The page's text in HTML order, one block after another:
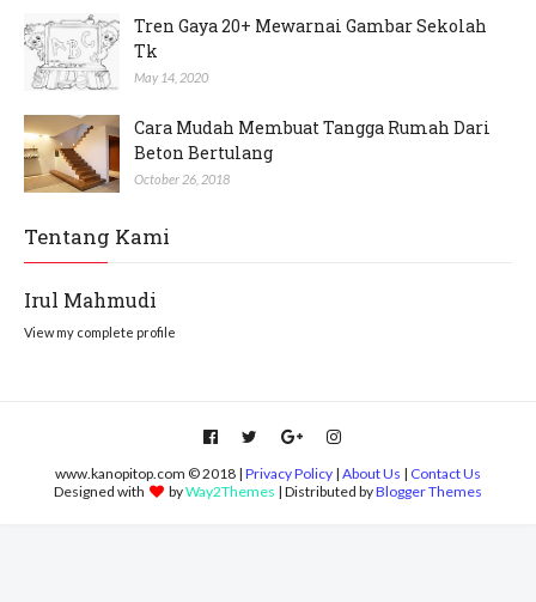
Tren Gaya 20+ Mewarnai Gambar Sekolah
Tk
May 14, 2020
Cara Mudah Membuat Tangga Rumah Dari
Beton Bertulang
October 26, 2018
Tentang Kami
Irul Mahmudi
View my complete profile
www.kanopitop.com © 2018 | Privacy Policy | About Us | Contact Us
Designed with
byWay2Themes | Distributed byBlogger Themes